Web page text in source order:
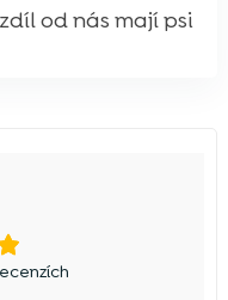
od nás mají psi